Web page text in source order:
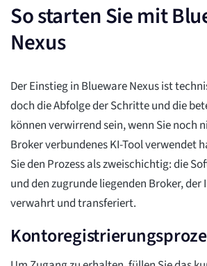
So starten Sie mit
Nexus
Der Einstieg in Blueware Nexus ist
doch die Abfolge der Schritte und die
können verwirrend sein, wenn Sie noch
Broker verbundenes KI-Tool verwendet
Sie den Prozess als zweischichtig: die
und den zugrunde liegenden Broker,
verwahrt und transferiert.